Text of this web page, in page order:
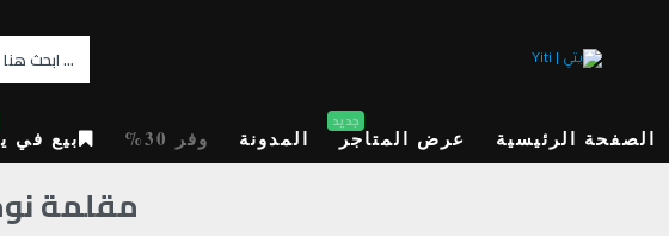
الصفحة الرئيسية عرض المتاجر
جديد
المدونة وفر 30% بيع في
مقلمة